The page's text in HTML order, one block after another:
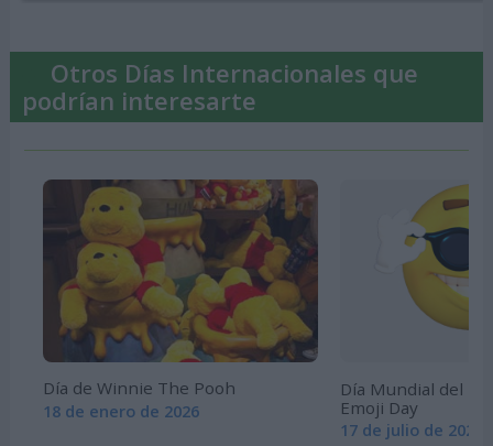
Otros Días Internacionales que
podrían interesarte
Día de Winnie The Pooh
18 de enero de 2026
Día Mundial del
Emoji Day
17 de julio de 2026